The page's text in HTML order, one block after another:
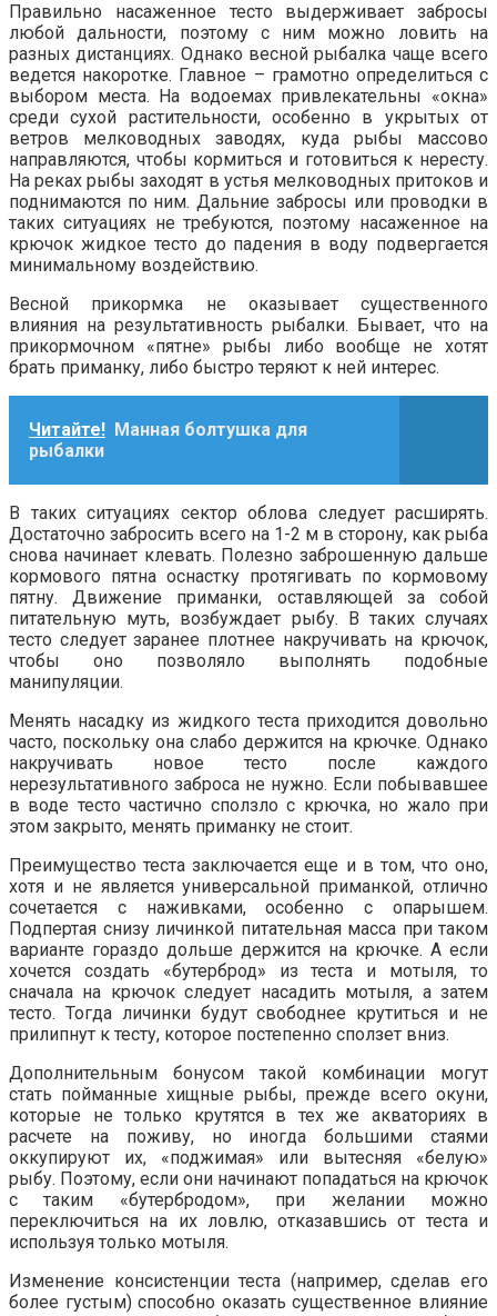
Правильно насаженное тесто выдерживает забросы
любой дальности, поэтому с ним можно ловить на
разных дистанциях. Однако весной рыбалка чаще всего
ведется накоротке. Главное – грамотно определиться с
выбором места. На водоемах привлекательны «окна»
среди сухой растительности, особенно в укрытых от
ветров мелководных заводях, куда рыбы массово
направляются, чтобы кормиться и готовиться к нересту.
На реках рыбы заходят в устья мелководных притоков и
поднимаются по ним. Дальние забросы или проводки в
таких ситуациях не требуются, поэтому насаженное на
крючок жидкое тесто до падения в воду подвергается
минимальному воздействию.
Весной прикормка не оказывает существенного
влияния на результативность рыбалки. Бывает, что на
прикормочном «пятне» рыбы либо вообще не хотят
брать приманку, либо быстро теряют к ней интерес.
Читайте! Манная болтушка для
рыбалки
В таких ситуациях сектор облова следует расширять.
Достаточно забросить всего на 1-2 м в сторону, как рыба
снова начинает клевать. Полезно заброшенную дальше
кормового пятна оснастку протягивать по кормовому
пятну. Движение приманки, оставляющей за собой
питательную муть, возбуждает рыбу. В таких случаях
тесто следует заранее плотнее накручивать на крючок,
чтобы оно позволяло выполнять подобные
манипуляции.
Менять насадку из жидкого теста приходится довольно
часто, поскольку она слабо держится на крючке. Однако
накручивать новое тесто после каждого
нерезультативного заброса не нужно. Если побывавшее
в воде тесто частично сползло с крючка, но жало при
этом закрыто, менять приманку не стоит.
Преимущество теста заключается еще и в том, что оно,
хотя и не является универсальной приманкой, отлично
сочетается с наживками, особенно с опарышем.
Подпертая снизу личинкой питательная масса при таком
варианте гораздо дольше держится на крючке. А если
хочется создать «бутерброд» из теста и мотыля, то
сначала на крючок следует насадить мотыля, а затем
тесто. Тогда личинки будут свободнее крутиться и не
прилипнут к тесту, которое постепенно сползет вниз.
Дополнительным бонусом такой комбинации могут
стать пойманные хищные рыбы, прежде всего окуни,
которые не только крутятся в тех же акваториях в
расчете на поживу, но иногда большими стаями
оккупируют их, «поджимая» или вытесняя «белую»
рыбу. Поэтому, если они начинают попадаться на крючок
с таким «бутербродом», при желании можно
переключиться на их ловлю, отказавшись от теста и
используя только мотыля.
Изменение консистенции теста (например, сделав его
более густым) способно оказать существенное влияние